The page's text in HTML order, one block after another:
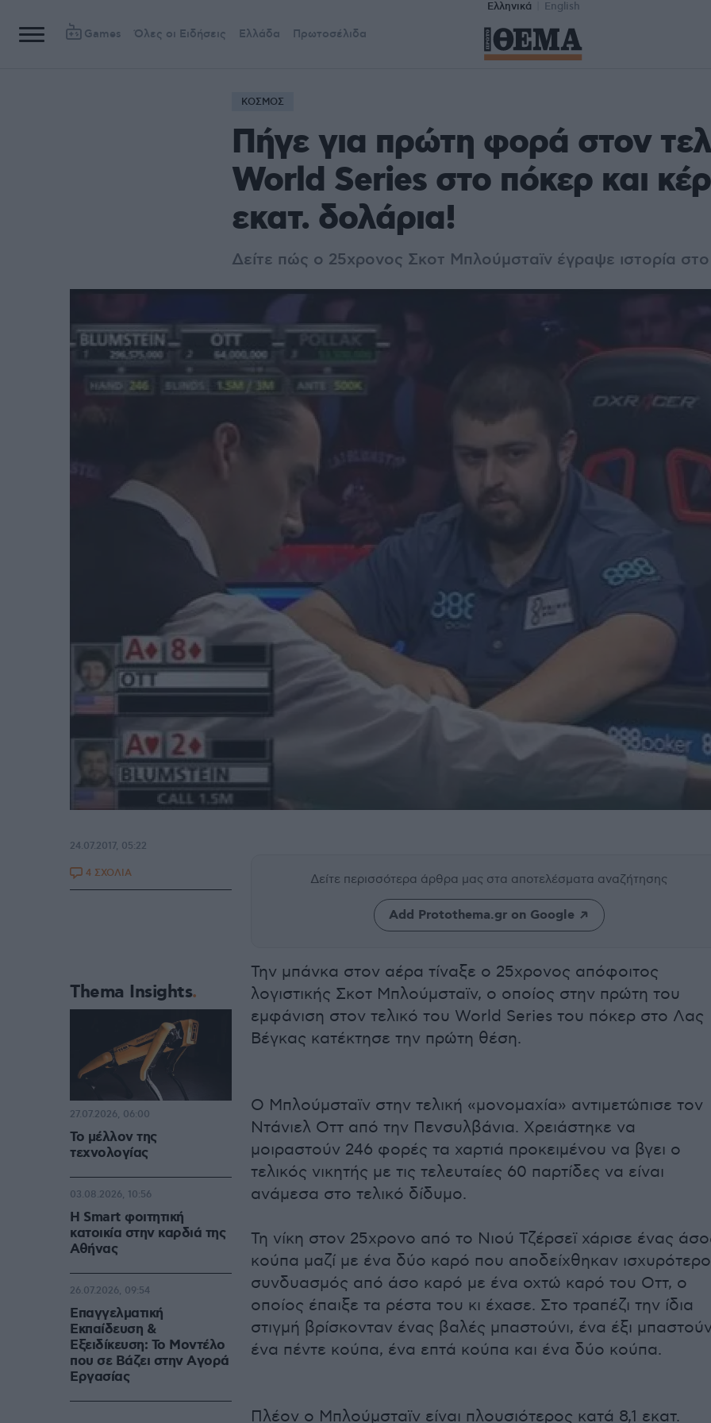
Ελληνικά English
Games Όλες οι Ειδήσεις Ελλάδα Πρωτοσέλιδα
ΚΟΣΜΟΣ
Πήγε για πρώτη φορά στον
World Series στο πόκερ και
εκατ. δολάρια!
Δείτε πώς ο 25χρονος Σκοτ Μπλούμσταϊν έγραψε ιστορία
Δείτε περισσότερα άρθρα μας στα αποτελέσματα αναζήτησης
Add Protothema.gr on Google
Την μπάνκα στον αέρα τίναξε ο 25χρονος απόφοιτος
λογιστικής Σκοτ Μπλούμσταϊν, ο οποίος στην πρώτη του
εμφάνιση στον τελικό του World Series του πόκερ στο Λας
Βέγκας κατέκτησε την πρώτη θέση.
Ο Μπλούμσταϊν στην τελική «μονομαχία» αντιμετώπισε τον
Ντάνιελ Οττ από την Πενσυλβάνια. Χρειάστηκε να
μοιραστούν 246 φορές τα χαρτιά προκειμένου να βγει ο
τελικός νικητής με τις τελευταίες 60 παρτίδες να είναι
ανάμεσα στο τελικό δίδυμο.
Τη νίκη στον 25χρονο από το Νιού Τζέρσεϊ χάρισε ένας
κούπα μαζί με ένα δύο καρό που αποδείχθηκαν
συνδυασμός από άσο καρό με ένα οχτώ καρό του Οττ, ο
οποίος έπαιξε τα ρέστα του κι έχασε. Στο τραπέζι την ίδια
στιγμή βρίσκονταν ένας βαλές μπαστούνι, ένα έξι
ένα πέντε κούπα, ένα επτά κούπα και ένα δύο κούπα.
Πλέον ο Μπλούμσταϊν είναι πλουσιότερος κατά 8,1 εκατ.
24.07.2017, 05:22
4 ΣΧΟΛΙΑ
Thema Insights
Το μέλλον της
τεχνολογίας
27.07.2026, 06:00
Η Smart φοιτητική
κατοικία στην καρδιά της
Αθήνας
03.08.2026, 10:56
Επαγγελματική
Εκπαίδευση &
Εξειδίκευση: Το Mοντέλο
που σε Bάζει στην Aγορά
Eργασίας
26.07.2026, 09:54